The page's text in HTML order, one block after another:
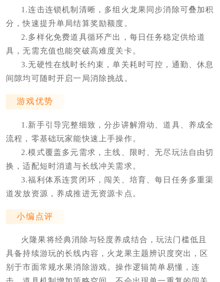
1.连击连锁机制清晰，多组火龙果同步消除可叠加积
分，快速提升单局结算奖励额度。
2.多样化免费道具循环产出，每日任务稳定供给道
具，无需充值也能突破高难度关卡。
3.无硬性在线时长约束，单关耗时可控，通勤、休息
间隙均可随时开启一局消除挑战。
游戏优势
1.新手引导完整细致，分步讲解滑动、道具、养成全
流程，零基础玩家能快速上手操作。
2.模式覆盖多元需求，主线、限时、无尽玩法自由切
换，适配短时消遣与长线冲关需求。
3.福利体系连贯闭环，闯关、培育、每日任务多重渠
道发放资源，养成推进无资源卡点。
小编点评
火隆果将经典消除与轻度养成结合，玩法门槛低且
具备持续游玩的长线内容，火龙果主题辨识度突出，区
别于市面常规水果消除游戏。操作逻辑简单易懂，连